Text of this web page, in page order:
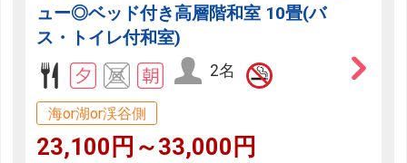
ュー◎ベッド付き高層階和室 10畳(バ
ス・トイレ付和室)
2名
海or湖or渓谷側
23,100円～33,000円